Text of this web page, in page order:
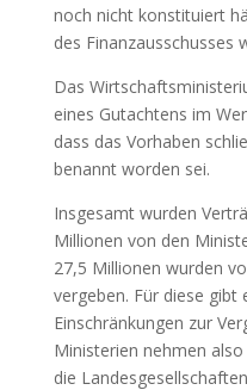
noch nicht konstituiert
des Finanzausschusses
Das
eines Gutachtens im
dass das Vorhaben
benannt worden sei.
Insgesamt wurden
Millionen von den
27,5 Millionen wurden
vergeben. Für diese gibt
Einschränkungen zur
Ministerien nehmen
die